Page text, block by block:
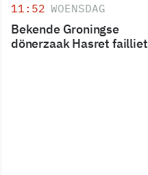
11:52 WOENSDAG
Bekende Groningse
dönerzaak Hasret failliet